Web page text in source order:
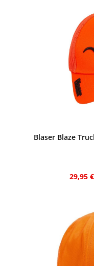
Blaser Blaze
29,95 €